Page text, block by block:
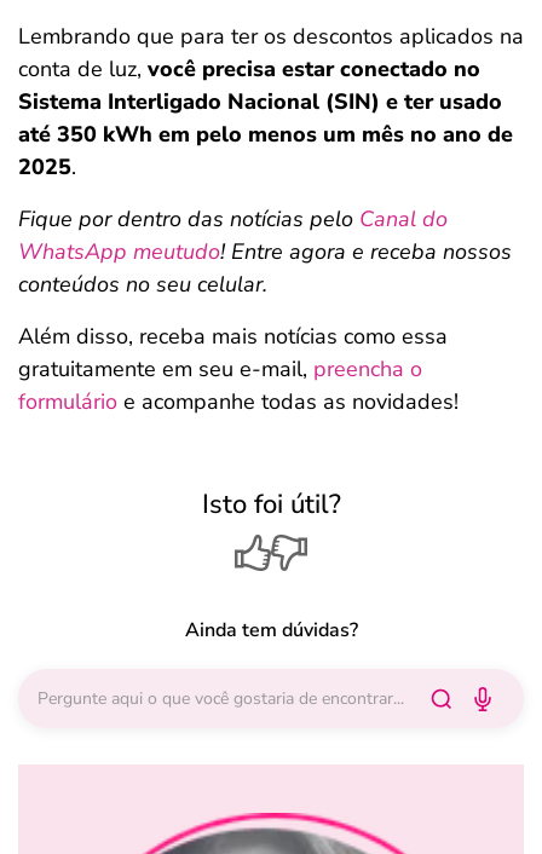
Lembrando que para ter os descontos aplicados na
conta de luz, você precisa estar conectado no
Sistema Interligado Nacional (SIN) e ter usado
até 350 kWh em pelo menos um mês no ano de
2025.
Fique por dentro das notícias pelo Canal do
WhatsApp meutudo! Entre agora e receba nossos
conteúdos no seu celular.
Além disso, receba mais notícias como essa
gratuitamente em seu e-mail, preencha o
formulário e acompanhe todas as novidades!
Isto foi útil?
Ainda tem dúvidas?